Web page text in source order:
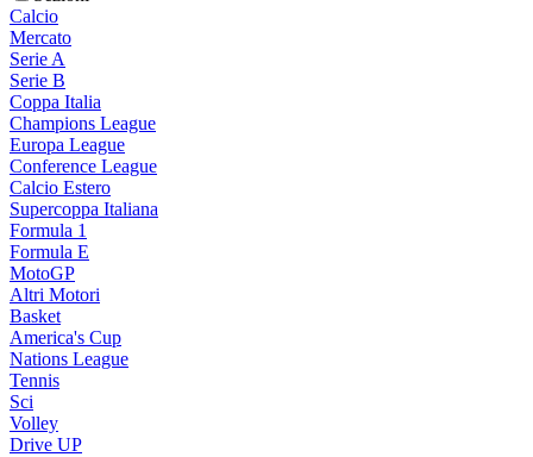
Calcio
Mercato
Serie A
Serie B
Coppa Italia
Champions League
Europa League
Conference League
Calcio Estero
Supercoppa Italiana
Formula 1
Formula E
MotoGP
Altri Motori
Basket
America's Cup
Nations League
Tennis
Sci
Volley
Drive UP